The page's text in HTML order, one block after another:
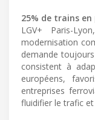
25% de trains
LGV+ Paris-
modernisation
demande
consistent à
européens,
entreprises
fluidifier le trafic